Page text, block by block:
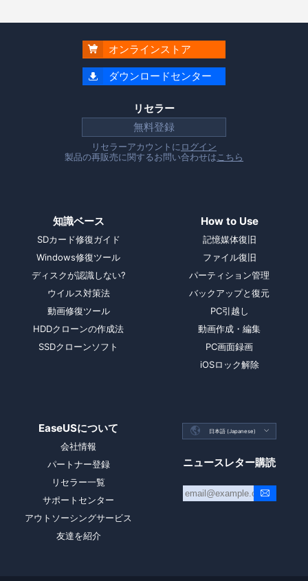
 オンラインストア
 ダウンロードセンター
リセラー
無料登録
リセラーアカウントに ログイン
製品の再販売に関するお問い合わせは こちら
知識ベース
SDカード修復ガイド
Windows修復ツール
ディスクが認識しない?
ウイルス対策法
動画修復ツール
HDDクローンの作成法
SSDクローンソフト
How to Use
記憶媒体復旧
ファイル復旧
パーティション管理
バックアップと復元
PC引越し
動画作成・編集
PC画面録画
iOSロック解除
EaseUSについて
会社情報
パートナー登録
リセラー一覧
サポートセンター
アウトソーシングサービス
友達を紹介
 日本語 (Japanese) 
ニュースレター購読